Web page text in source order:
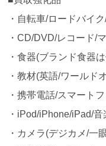
・自転車/ロードバイ
・CD/DVD/レコード/
・食器(ブランド食器
・教材(英語/ワールド
・携帯電話/スマート
・iPod/iPhone/iPad/
・カメラ(デジカメ/